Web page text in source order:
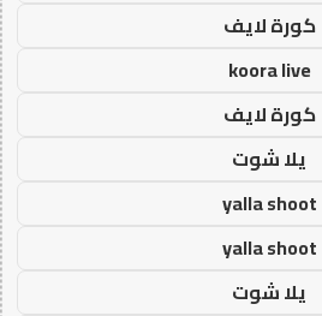
كورة لايف
koora live
كورة لايف
يلا شوت
yalla shoot
yalla shoot
يلا شوت